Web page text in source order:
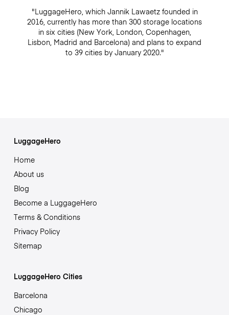
"LuggageHero, which Jannik Lawaetz founded in
2016, currently has more than 300 storage locations
in six cities (New York, London, Copenhagen,
Lisbon, Madrid and Barcelona) and plans to expand
to 39 cities by January 2020."
LuggageHero
Home
About us
Blog
Become a LuggageHero
Terms & Conditions
Privacy Policy
Sitemap
LuggageHero Cities
Barcelona
Chicago